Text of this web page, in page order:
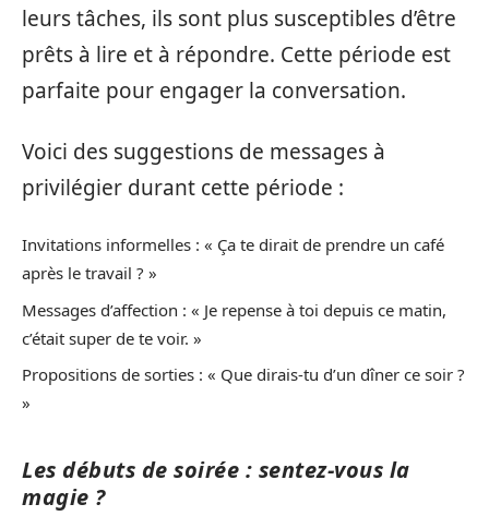
leurs tâches, ils sont plus susceptibles d’être
prêts à lire et à répondre. Cette période est
parfaite pour engager la conversation.
Voici des suggestions de messages à
privilégier durant cette période :
Invitations informelles : « Ça te dirait de prendre un café
après le travail ? »
Messages d’affection : « Je repense à toi depuis ce matin,
c’était super de te voir. »
Propositions de sorties : « Que dirais-tu d’un dîner ce soir ?
»
Les débuts de soirée : sentez-vous la
magie ?